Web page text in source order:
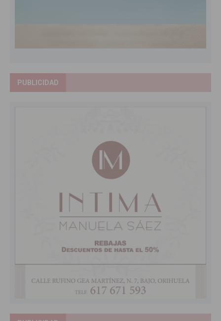
PUBLICIDAD